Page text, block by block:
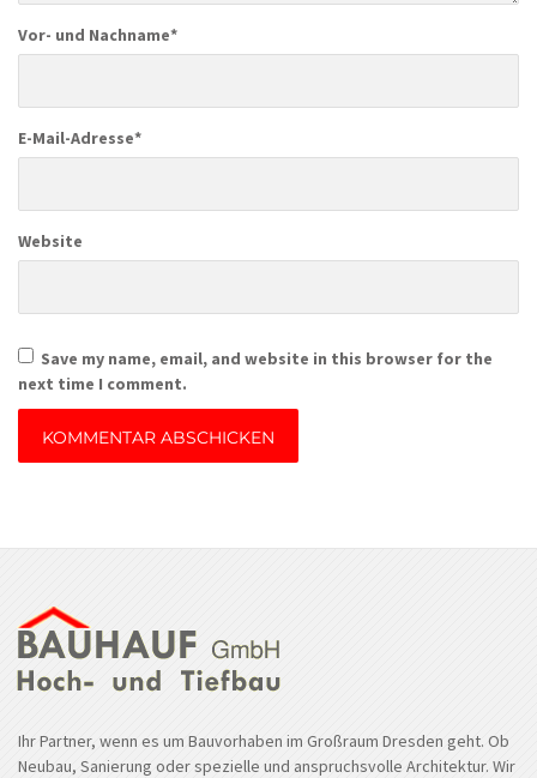
Vor- und Nachname*
E-Mail-Adresse*
Website
Save my name, email, and website in this browser for the
next time I comment.
Ihr Partner, wenn es um Bauvorhaben im Großraum Dresden geht. Ob
Neubau, Sanierung oder spezielle und anspruchsvolle Architektur. Wir